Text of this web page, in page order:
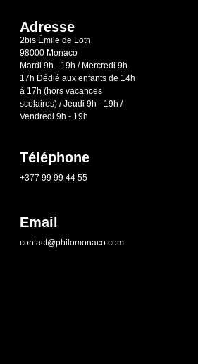
Adresse
2bis Émile de Loth
98000 Monaco
Mardi 9h - 19h / Mercredi 9h -
17h Dédié aux enfants de 14h
à 17h (hors vacances
scolaires) / Jeudi 9h - 19h /
Vendredi 9h - 19h
Téléphone
+377 99 99 44 55
Email
contact@philomonaco.com